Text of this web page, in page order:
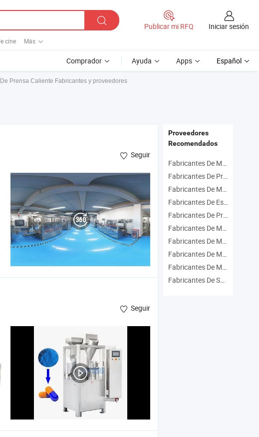
cine Más
Publicar mi RFQ Iniciar sesión
Comprador Ayuda Apps Español
Prensa Caliente Fabricantes y proveedores
Seguir
Seguir
Proveedores
Recomendados
Fabricantes De Máquina De Moldeo De Botellas
Fabricantes De Prensa De Transferencia
Fabricantes De Máquina De Soplado De Botellas
Fabricantes De Estampado
Fabricantes De Prensa Caliente
Fabricantes De Máquina De Prensa De Placas
Fabricantes De Máquina De Corte Caliente
Fabricantes De Máquina De Prensa De Corte
Fabricantes De Máquina Maquinaria
Fabricantes De Suministros De Máquinas